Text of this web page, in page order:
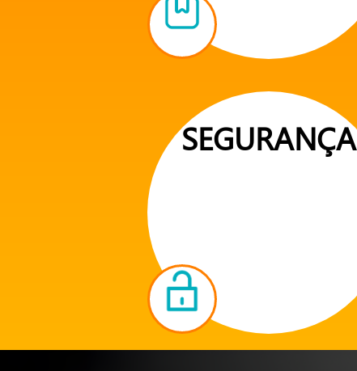
SEGURANÇA